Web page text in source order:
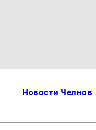
Новости Челнов